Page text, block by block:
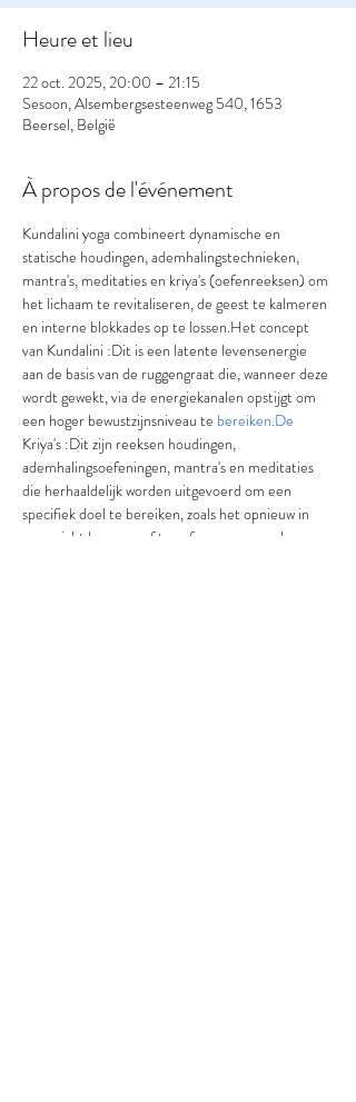
Heure et lieu
22 oct. 2025, 20:00 – 21:15
Sesoon, Alsembergsesteenweg 540, 1653
Beersel, België
À propos de l'événement
Kundalini yoga combineert dynamische en
statische houdingen, ademhalingstechnieken,
mantra's, meditaties en kriya's (oefenreeksen) om
het lichaam te revitaliseren, de geest te kalmeren
en interne blokkades op te lossen.Het concept
van Kundalini :Dit is een latente levensenergie
aan de basis van de ruggengraat die, wanneer deze
wordt gewekt, via de energiekanalen opstijgt om
een hoger bewustzijnsniveau te bereiken.De
Kriya's :Dit zijn reeksen houdingen,
ademhalingsoefeningen, mantra's en meditaties
die herhaaldelijk worden uitgevoerd om een
specifiek doel te bereiken, zoals het opnieuw in
evenwicht brengen of transformeren van de